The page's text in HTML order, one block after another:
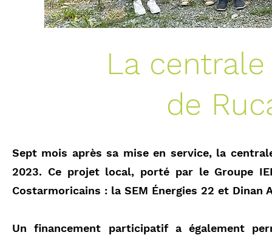
La
de
Sept mois après sa mise en service, la
2023. Ce projet local, porté par le Groupe
Costarmoricains : la SEM Énergies 22 et Dinan
Un financement participatif a également